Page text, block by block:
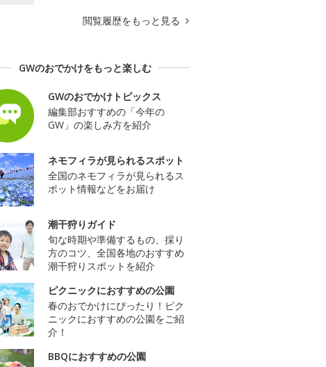
閲覧履歴をもっと見る
GWのおでかけをもっと楽しむ
GWのおでかけトピックス
編集部おすすめの「今年の
GW」の楽しみ方を紹介
ネモフィラが見られるスポット
全国のネモフィラが見られるス
ポット情報などをお届け
潮干狩りガイド
旬な時期や準備するもの、採り
方のコツ、全国各地のおすすめ
潮干狩りスポットを紹介
ピクニックにおすすめの公園
春のおでかけにぴったり！ピク
ニックにおすすめの公園をご紹
介！
BBQにおすすめの公園